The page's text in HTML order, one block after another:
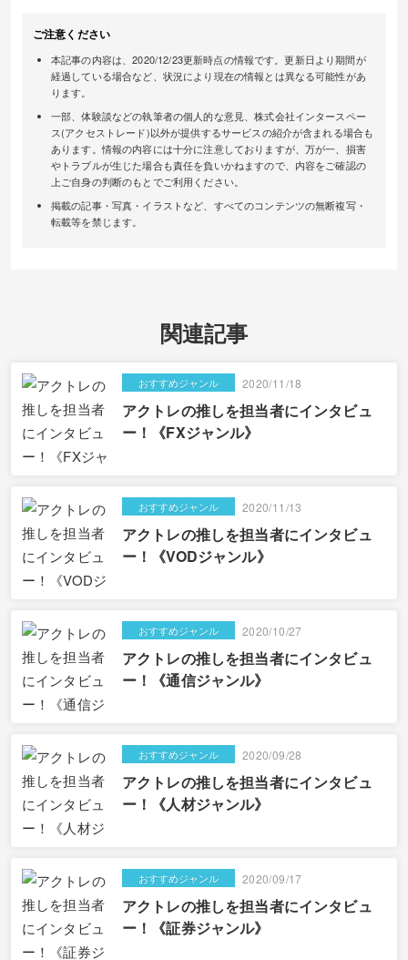
ご注意ください
本記事の内容は、2020/12/23更新時点の情報です。更新日より期間が
経過している場合など、状況により現在の情報とは異なる可能性があ
ります。
一部、体験談などの執筆者の個人的な意見、株式会社インタースペー
ス(アクセストレード)以外が提供するサービスの紹介が含まれる場合も
あります。情報の内容には十分に注意しておりますが、万が一、損害
やトラブルが生じた場合も責任を負いかねますので、内容をご確認の
上ご自身の判断のもとでご利用ください。
掲載の記事・写真・イラストなど、すべてのコンテンツの無断複写・
転載等を禁じます。
関連記事
おすすめジャンル 2020/11/18
アクトレの推しを担当者にインタビュ
ー！《FXジャンル》
おすすめジャンル 2020/11/13
アクトレの推しを担当者にインタビュ
ー！《VODジャンル》
おすすめジャンル 2020/10/27
アクトレの推しを担当者にインタビュ
ー！《通信ジャンル》
おすすめジャンル 2020/09/28
アクトレの推しを担当者にインタビュ
ー！《人材ジャンル》
おすすめジャンル 2020/09/17
アクトレの推しを担当者にインタビュ
ー！《証券ジャンル》